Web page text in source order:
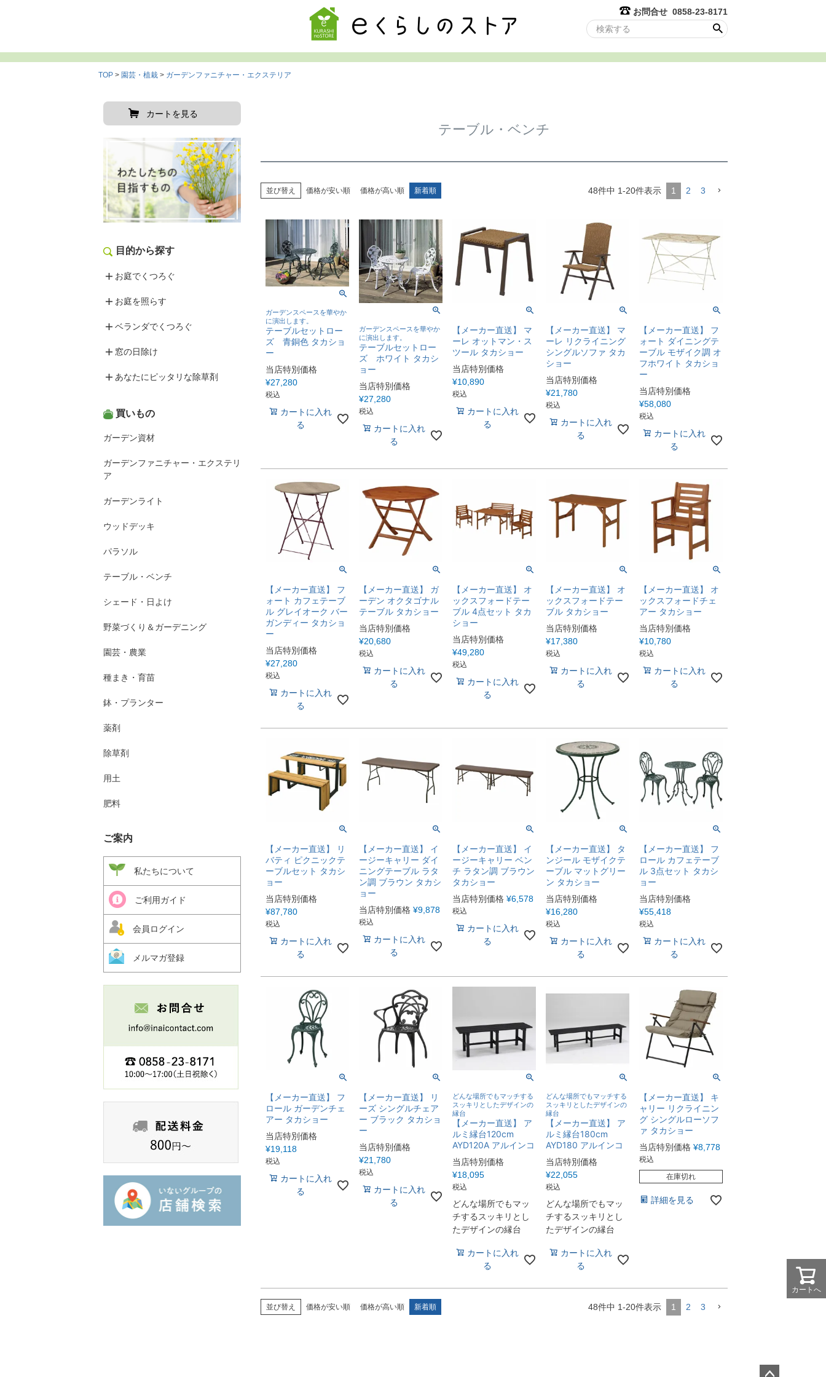
お問合せ 0858-23-8171
検索
TOP 園芸・植栽 ガーデンファニチャー・エクステリア
カートを見る
目的から探す
お庭でくつろぐ
お庭を照らす
ベランダでくつろぐ
窓の日除け
あなたにピッタリな除草剤
買いもの
ガーデン資材
ガーデンファニチャー・エクステリ
ア
ガーデンライト
ウッドデッキ
パラソル
テーブル・ベンチ
シェード・日よけ
野菜づくり＆ガーデニング
園芸・農業
種まき・育苗
鉢・プランター
薬剤
除草剤
用土
肥料
ご案内
私たちについて
ご利用ガイド
会員ログイン
メルマガ登録
テーブル・ベンチ
並び替え 価格が安い順 価格が高い順 新着順 48件中 1-20件表示 1 2 3
ガーデンスペースを華やか
に演出します。
テーブルセットロー
ズ 青銅色 タカショ
ー
当店特別価格
¥27,280
税込
カートに入れ
る
ガーデンスペースを華やか
に演出します。
テーブルセットロー
ズ ホワイト タカシ
ョー
当店特別価格
¥27,280
税込
カートに入れ
る
【メーカー直送】 マ
ーレ オットマン・ス
ツール タカショー
当店特別価格
¥10,890
税込
カートに入れ
る
【メーカー直送】 マ
ーレ リクライニング
シングルソファ タカ
ショー
当店特別価格
¥21,780
税込
カートに入れ
る
【メーカー直送】 フ
ォート ダイニングテ
ーブル モザイク調 オ
フホワイト タカショ
ー
当店特別価格
¥58,080
税込
カートに入れ
る
【メーカー直送】 フ
ォート カフェテーブ
ル グレイオーク バー
ガンディー タカショ
ー
当店特別価格
¥27,280
税込
カートに入れ
る
【メーカー直送】 ガ
ーデン オクタゴナル
テーブル タカショー
当店特別価格
¥20,680
税込
カートに入れ
る
【メーカー直送】 オ
ックスフォードテー
ブル 4点セット タカ
ショー
当店特別価格
¥49,280
税込
カートに入れ
る
【メーカー直送】 オ
ックスフォードテー
ブル タカショー
当店特別価格
¥17,380
税込
カートに入れ
る
【メーカー直送】 オ
ックスフォードチェ
アー タカショー
当店特別価格
¥10,780
税込
カートに入れ
る
【メーカー直送】 リ
バティ ピクニックテ
ーブルセット タカシ
ョー
当店特別価格
¥87,780
税込
カートに入れ
る
【メーカー直送】 イ
ージーキャリー ダイ
ニングテーブル ラタ
ン調 ブラウン タカシ
ョー
当店特別価格 ¥9,878
税込
カートに入れ
る
【メーカー直送】 イ
ージーキャリー ベン
チ ラタン調 ブラウン
タカショー
当店特別価格 ¥6,578
税込
カートに入れ
る
【メーカー直送】 タ
ンジール モザイクテ
ーブル マットグリー
ン タカショー
当店特別価格
¥16,280
税込
カートに入れ
る
【メーカー直送】 フ
ロール カフェテーブ
ル 3点セット タカシ
ョー
当店特別価格
¥55,418
税込
カートに入れ
る
【メーカー直送】 フ
ロール ガーデンチェ
アー タカショー
当店特別価格
¥19,118
税込
カートに入れ
る
【メーカー直送】 リ
ーズ シングルチェア
ー ブラック タカショ
ー
当店特別価格
¥21,780
税込
カートに入れ
る
どんな場所でもマッチする
スッキリとしたデザインの
縁台
【メーカー直送】 ア
ルミ縁台120cm
AYD120A アルインコ
当店特別価格
¥18,095
税込
どんな場所でもマッ
チするスッキリとし
たデザインの縁台
カートに入れ
る
どんな場所でもマッチする
スッキリとしたデザインの
縁台
【メーカー直送】 ア
ルミ縁台180cm
AYD180 アルインコ
当店特別価格
¥22,055
税込
どんな場所でもマッ
チするスッキリとし
たデザインの縁台
カートに入れ
る
【メーカー直送】 キ
ャリー リクライニン
グ シングルローソフ
ァ タカショー
当店特別価格 ¥8,778
税込
在庫切れ
詳細を見る
並び替え 価格が安い順 価格が高い順 新着順 48件中 1-20件表示 1 2 3
カートへ